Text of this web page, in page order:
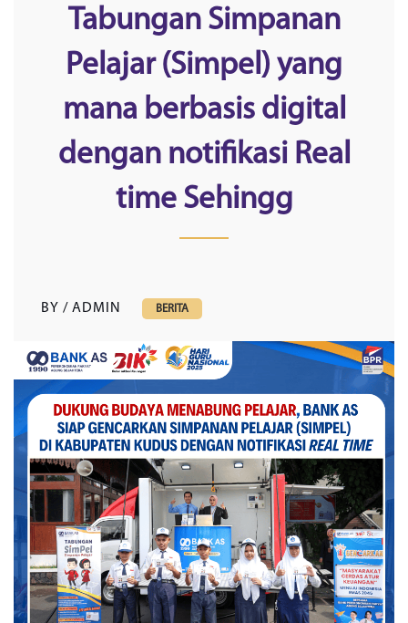
Tabungan Simpanan
Pelajar (Simpel) yang
mana berbasis digital
dengan notifikasi Real
time Sehingg
BY / ADMIN BERITA